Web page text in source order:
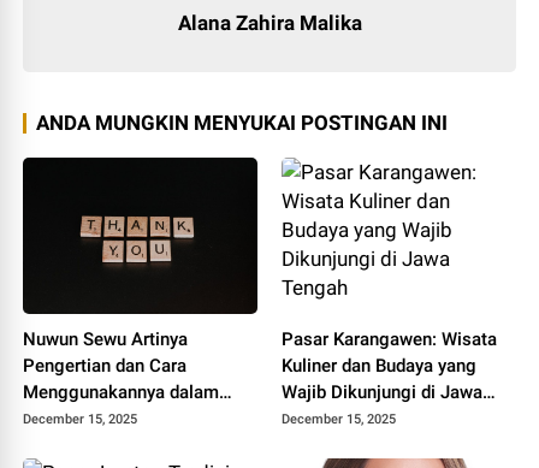
Alana Zahira Malika
ANDA MUNGKIN MENYUKAI POSTINGAN INI
Nuwun Sewu Artinya
Pengertian dan Cara
Menggunakannya dalam
Bahasa Jawa
December 15, 2025
Pasar Karangawen: Wisata
Kuliner dan Budaya yang
Wajib Dikunjungi di Jawa
Tengah
December 15, 2025